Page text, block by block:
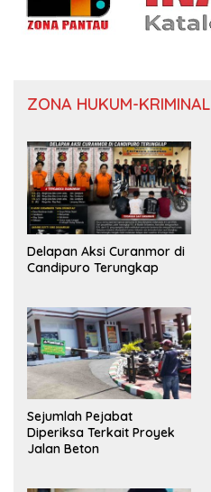
ZONA HUKUM-KRIMINAL
Delapan Aksi Curanmor di
Candipuro Terungkap
Sejumlah Pejabat
Diperiksa Terkait Proyek
Jalan Beton